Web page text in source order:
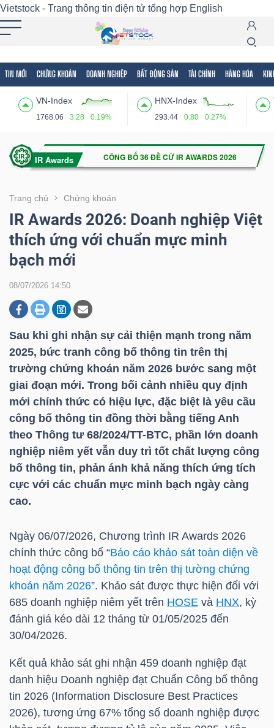
Vietstock - Trang thông tin điện tử tổng hợp English
TIN MỚI CHỨNG KHOÁN DOANH NGHIỆP BẤT ĐỘNG SẢN TÀI CHÍNH HÀNG HÓA
VN-Index
1768.06 3.28 0.19%
HNX-Index
293.44 0.80 0.27%
Trang chủ Chứng khoán
IR Awards 2026: Doanh nghiệp Việt
thích ứng với chuẩn mực minh
bạch mới
08/07/2026 14:50
Sau khi ghi nhận sự cải thiện mạnh trong năm
2025, bức tranh công bố thông tin trên thị
trường chứng khoán năm 2026 bước sang một
giai đoạn mới. Trong bối cảnh nhiều quy định
mới chính thức có hiệu lực, đặc biệt là yêu cầu
công bố thông tin đồng thời bằng tiếng Anh
theo Thông tư 68/2024/TT-BTC, phần lớn doanh
nghiệp niêm yết vẫn duy trì tốt chất lượng công
bố thông tin, phản ánh khả năng thích ứng tích
cực với các chuẩn mực minh bạch ngày càng
cao.
Ngày 06/07/2026, Chương trình IR Awards 2026
chính thức công bố “Báo cáo khảo sát toàn diện về
hoạt động công bố thông tin trên thị tường chứng
khoán năm 2026”. Khảo sát được thực hiện đối với
685 doanh nghiệp niêm yết trên HOSE và HNX, kỳ
đánh giá kéo dài 12 tháng từ 01/05/2025 đến
30/04/2026.
Kết quả khảo sát ghi nhận 459 doanh nghiệp đạt
danh hiệu Doanh nghiệp đạt Chuẩn Công bố thông
tin 2026 (Information Disclosure Best Practices
2026), tương ứng 67% tổng số doanh nghiệp được
Tất cả Tính năng Ngành Mã chứng khoán
Tính
(-)
VIETSTOCK
CHỨNG
KHOÁN
DOANH
NGHIỆP
BẤT
ĐỘNG
SẢN
TÀI
CHÍNH
HÀNG
HÓA
KINH
GIỚI